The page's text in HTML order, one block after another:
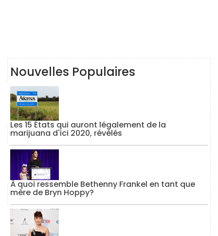
Nouvelles Populaires
Les 15 États qui auront légalement de la
marijuana d'ici 2020, révélés
À quoi ressemble Bethenny Frankel en tant que
mère de Bryn Hoppy?